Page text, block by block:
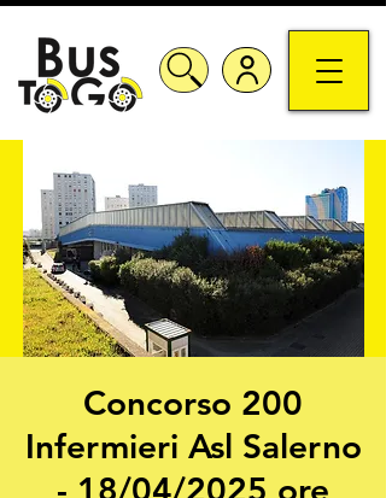
Concorso 200
Infermieri Asl Salerno
- 18/04/2025 ore